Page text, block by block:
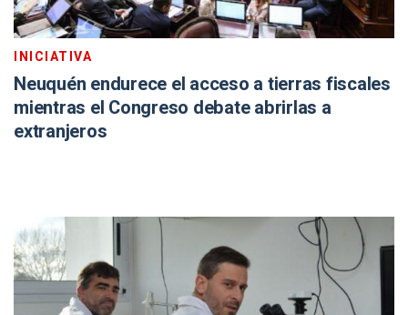
INICIATIVA
Neuquén endurece el acceso a tierras fiscales
mientras el Congreso debate abrirlas a
extranjeros